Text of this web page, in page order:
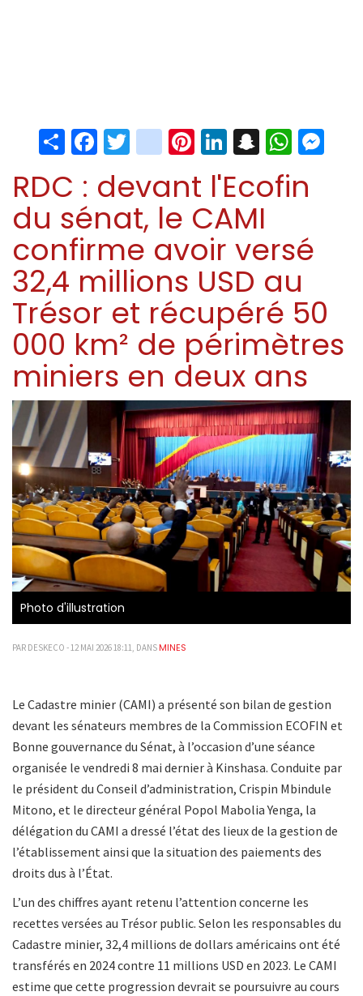
ShareFacebook
Twitter
instagram
Pinterest
LinkedIn
Snapchat
RDC : devant l'Ecofin
du sénat, le CAMI
confirme avoir versé
32,4 millions USD au
Trésor et récupéré 50
000 km² de périmètres
miniers en deux ans
Photo d'illustration
PAR DESKECO - 12 MAI 2026 18:11, DANS MINES
Le Cadastre minier (CAMI) a présenté son bilan de gestion
devant les sénateurs membres de la Commission ECOFIN et
Bonne gouvernance du Sénat, à l’occasion d’une séance
organisée le vendredi 8 mai dernier à Kinshasa. Conduite par
le président du Conseil d’administration, Crispin Mbindule
Mitono, et le directeur général Popol Mabolia Yenga, la
délégation du CAMI a dressé l’état des lieux de la gestion de
l’établissement ainsi que la situation des paiements des
droits dus à l’État.
L’un des chiffres ayant retenu l’attention concerne les
recettes versées au Trésor public. Selon les responsables du
Cadastre minier, 32,4 millions de dollars américains ont été
transférés en 2024 contre 11 millions USD en 2023. Le CAMI
estime que cette progression devrait se poursuivre au cours